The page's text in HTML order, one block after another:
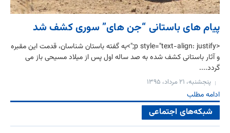
پیام های باستانی “جن های” سوری کشف شد
<p style="text-align: justify;">به گفته باستان شناسان، قدمت این مقبره
و آثار باستانی کشف شده به صد ساله اول پس از میلاد مسیحی باز می
گردد....
پنجشنبه، ۲۱ مرداد، ۱۳۹۵
ادامه مطلب
شبکه‌های اجتماعی